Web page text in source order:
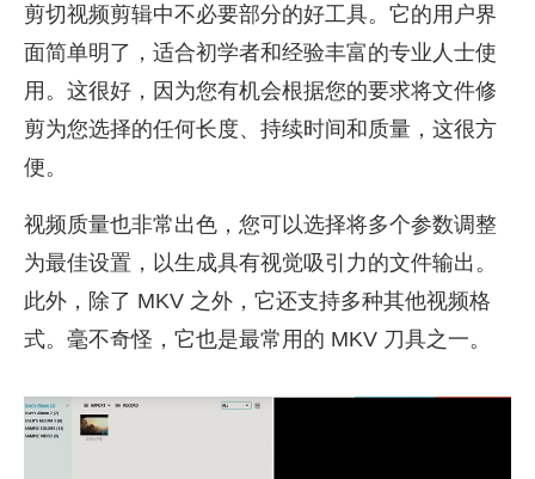
剪切视频剪辑中不必要部分的好工具。它的用户界
面简单明了，适合初学者和经验丰富的专业人士使
用。这很好，因为您有机会根据您的要求将文件修
剪为您选择的任何长度、持续时间和质量，这很方
便。
视频质量也非常出色，您可以选择将多个参数调整
为最佳设置，以生成具有视觉吸引力的文件输出。
此外，除了 MKV 之外，它还支持多种其他视频格
式。毫不奇怪，它也是最常用的 MKV 刀具之一。